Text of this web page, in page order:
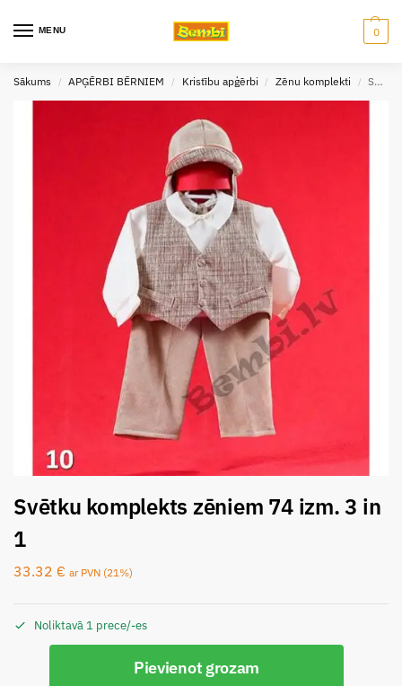
MENU 0
Sākums / APĢĒRBI BĒRNIEM / Kristību apģērbi / Zēnu komplekti / Svētku komplekts zēniem 74 izm. 3 in 1
Svētku komplekts zēniem 74 izm. 3 in
1
33.32 € ar PVN (21%)
Noliktavā 1 prece/-es
Pievienot grozam